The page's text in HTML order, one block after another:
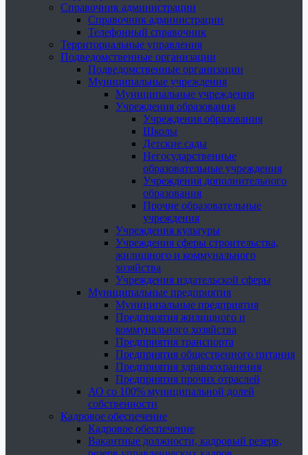
Справочник администрации
Справочник администрации
Телефонный справочник
Территориальные управления
Подведомственные организации
Подведомственные организации
Муниципальные учреждения
Муниципальные учреждения
Учреждения образования
Учреждения образования
Школы
Детские сады
Негосударственные
образовательные учреждения
Учреждения дополнительного
образования
Прочие образовательные
учреждения
Учреждения культуры
Учреждения сферы строительства,
жилищного и коммунального
хозяйства
Учреждения издательской сферы
Муниципальные предприятия
Муниципальные предприятия
Предприятия жилищного и
коммунального хозяйства
Предприятия транспорта
Предприятия общественного питания
Предприятия здравоохранения
Предприятия прочих отраслей
АО со 100% муниципальной долей
собственности
Кадровое обеспечение
Кадровое обеспечение
Вакантные должности, кадровый резерв,